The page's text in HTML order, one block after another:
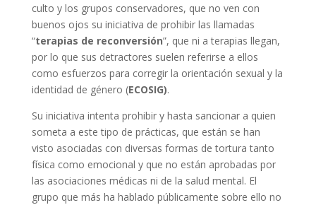
culto y los grupos conservadores, que no ven con
buenos ojos su iniciativa de prohibir las llamadas
“terapias de reconversión”, que ni a terapias llegan,
por lo que sus detractores suelen referirse a ellos
como esfuerzos para corregir la orientación sexual y la
identidad de género (ECOSIG).
Su iniciativa intenta prohibir y hasta sancionar a quien
someta a este tipo de prácticas, que están se han
visto asociadas con diversas formas de tortura tanto
física como emocional y que no están aprobadas por
las asociaciones médicas ni de la salud mental. El
grupo que más ha hablado públicamente sobre ello no